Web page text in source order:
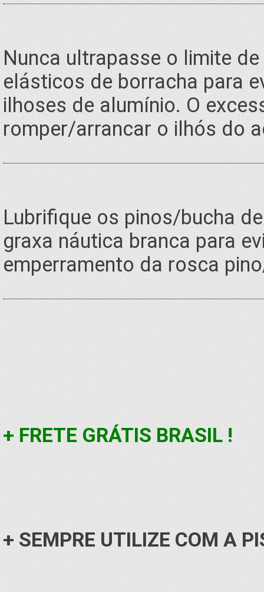
Nunca ultrapasse o limite
elásticos de borracha para
ilhoses de alumínio. O
romper/arrancar o ilhós do
Lubrifique os pinos/bucha
graxa náutica branca para
emperramento da rosca
+ FRETE GRÁTIS BRASIL !
+ SEMPRE UTILIZE COM A